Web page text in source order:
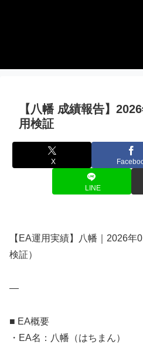
【八幡 成績報告】
用検証
X
LINE
【EA運用実績】八幡｜2026年
検証）
—
■ EA概要
・EA名：八幡（はちまん）